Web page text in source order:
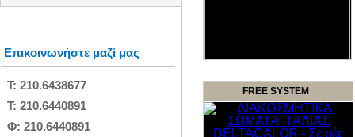
FREE SYSTEM
Επικοινωνήστε μαζί μας
Τ: 210.6438677
Τ: 210.6440891
Φ: 210.6440891